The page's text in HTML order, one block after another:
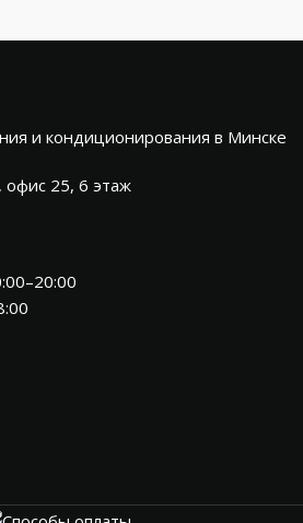
и кондиционирования в Минске
офис 25, 6 этаж